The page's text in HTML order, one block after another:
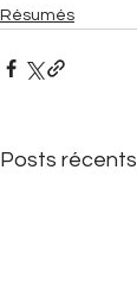
Résumés
Posts récents